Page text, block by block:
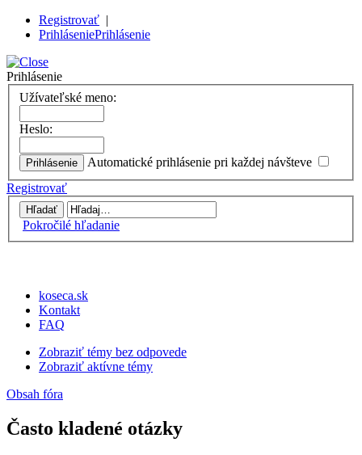
Registrovať |
PrihláseniePrihlásenie
Prihlásenie
Užívateľské meno:
Heslo:
Automatické prihlásenie pri každej návšteve
Registrovať
Pokročilé hľadanie
koseca.sk
Kontakt
FAQ
Zobraziť témy bez odpovede
Zobraziť aktívne témy
Obsah fóra
Často kladené otázky